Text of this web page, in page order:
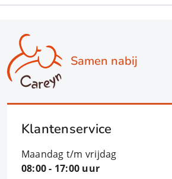
Samen nabij
Klantenservice
Maandag t/m vrijdag
08:00 - 17:00 uur